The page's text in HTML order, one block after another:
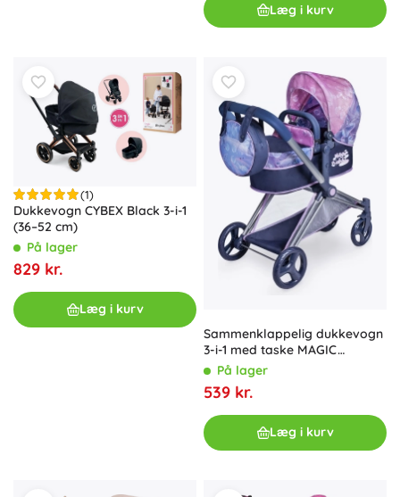
Læg i kurv
(1)
Dukkevogn CYBEX Black 3-i-1
(36–52 cm)
På lager
829 kr.
Læg i kurv
Sammenklappelig dukkevogn
3-i-1 med taske MAGIC
BUBBLE 73 cm
På lager
539 kr.
Læg i kurv